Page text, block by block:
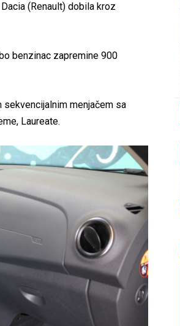
(Renault) dobila kroz
benzinac zapremine 900
sekvencijalnim menjačem sa
Laureate.